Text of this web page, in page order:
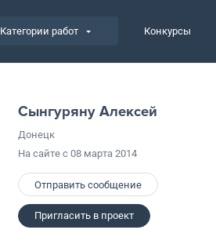
Категории работ Конкурсы
Сынгуряну Алексей
Донецк
На сайте с 08 марта 2014
Отправить сообщение
Пригласить в проект